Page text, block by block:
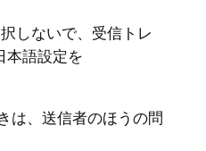
しないで、受信トレ
本語設定を
は、送信者のほうの問